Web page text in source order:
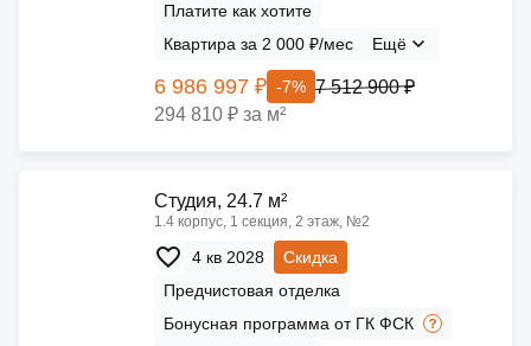
Платите как хотите
Квартира за 2 000 ₽/мес
Ещё
6 986 997 ₽ -7% 7 512 900 ₽
294 810 ₽ за м²
Cтудия, 24.7 м²
1.4 корпус, 1 секция, 2 этаж, №2
4 кв 2028
Скидка
Предчистовая отделка
Бонусная программа от ГК ФСК